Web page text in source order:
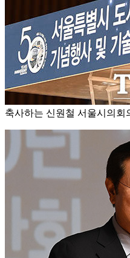
축사하는 신원철 서울시의회